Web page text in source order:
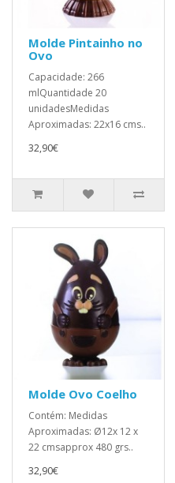
Molde Pintainho no
Ovo
Capacidade: 266
mlQuantidade 20
unidadesMedidas
Aproximadas: 22x16 cms..
32,90€
Molde Ovo Coelho
Contém: Medidas
Aproximadas: Ø12x 12 x
22 cmsapprox 480 grs..
32,90€